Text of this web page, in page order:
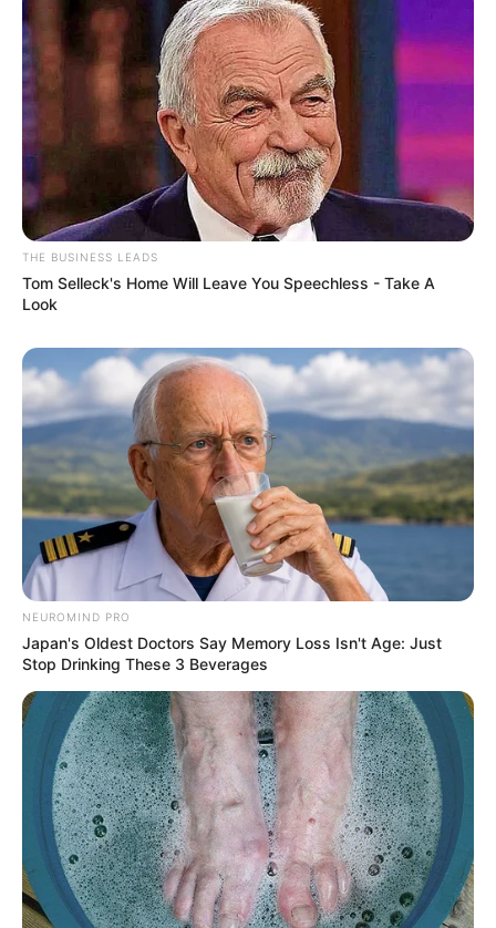
Páscoa
Corujinha feita com pinha e
feltro para incrementar sua
decoração
neve com colheres de
plástico
Deixe seu comentário
20 Comentários
Dione Trigueiro há 12 anos
Muito bonitinho e original
Maria Aquino dos Santos há 12 anos
THE BUSINESS LEADS
Tom Selleck's Home Will Leave You Speechless - Take A
Look
NEUROMIND PRO
Japan's Oldest Doctors Say Memory Loss Isn't Age: Just
Stop Drinking These 3 Beverages